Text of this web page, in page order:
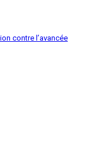
contre l’avancée